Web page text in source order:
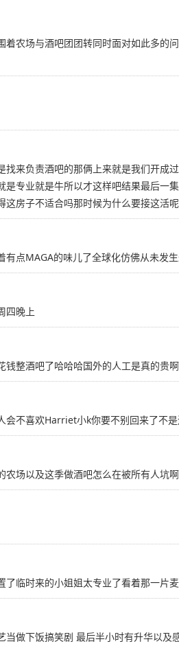
着农场与酒吧团团转同时面对如此多的
找来负责酒吧的那俩上来就是我们开成
是专业就是牛所以才这样吧结果最后一
这房子不适合吗那时候为什么要接这活
有点MAGA的味儿了全球化仿佛从未发
四晚上
钱整酒吧了哈哈哈国外的人工是真的贵
会不喜欢Harriet小k你要不别回来了不
农场以及这季做酒吧怎么在被所有人坑
了临时来的小姐姐太专业了看着那一片
当做下饭搞笑剧 最后半小时有升华以